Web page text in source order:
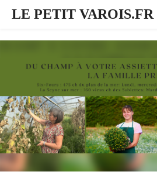
LE PETIT VAROIS.FR